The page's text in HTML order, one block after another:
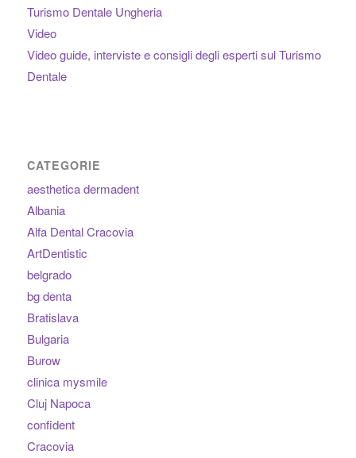
Turismo Dentale Ungheria
Video
Video guide, interviste e consigli degli esperti sul Turismo
Dentale
CATEGORIE
aesthetica dermadent
Albania
Alfa Dental Cracovia
ArtDentistic
belgrado
bg denta
Bratislava
Bulgaria
Burow
clinica mysmile
Cluj Napoca
confident
Cracovia